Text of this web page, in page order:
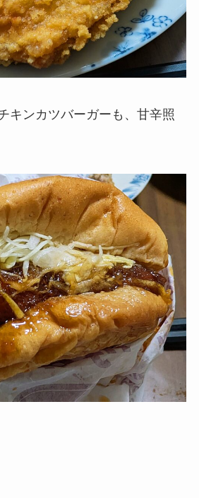
キンカツバーガーも、甘辛照